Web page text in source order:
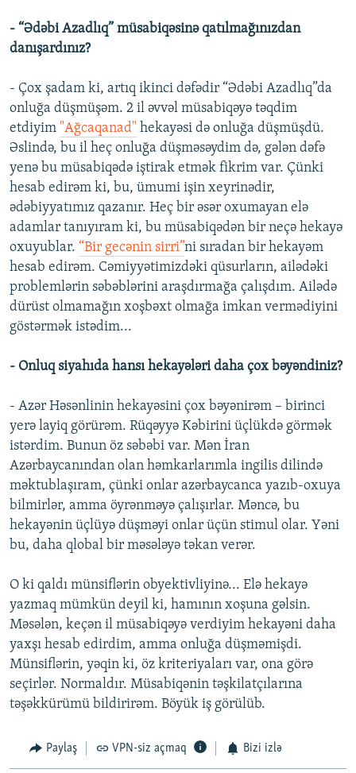
- “Ədəbi Azadlıq” müsabiqəsinə qatılmağınızdan
danışardınız?
- Çox şadam ki, artıq ikinci dəfədir “Ədəbi Azadlıq”da
onluğa düşmüşəm. 2 il əvvəl müsabiqəyə təqdim
etdiyim "Ağcaqanad" hekayəsi də onluğa düşmüşdü.
Əslində, bu il heç onluğa düşməsəydim də, gələn dəfə
yenə bu müsabiqədə iştirak etmək fikrim var. Çünki
hesab edirəm ki, bu, ümumi işin xeyrinədir,
ədəbiyyatımız qazanır. Heç bir əsər oxumayan elə
adamlar tanıyıram ki, bu müsabiqədən bir neçə hekayə
oxuyublar. “Bir gecənin sirri”ni sıradan bir hekayəm
hesab edirəm. Cəmiyyətimizdəki qüsurların, ailədəki
problemlərin səbəblərini araşdırmağa çalışdım. Ailədə
dürüst olmamağın xoşbəxt olmağa imkan vermədiyini
göstərmək istədim...
- Onluq siyahıda hansı hekayələri daha çox bəyəndiniz?
- Azər Həsənlinin hekayəsini çox bəyənirəm – birinci
yerə layiq görürəm. Rüqəyyə Kəbirini üçlükdə görmək
istərdim. Bunun öz səbəbi var. Mən İran
Azərbaycanından olan həmkarlarımla ingilis dilində
məktublaşıram, çünki onlar azərbaycanca yazıb-oxuya
bilmirlər, amma öyrənməyə çalışırlar. Məncə, bu
hekayənin üçlüyə düşməyi onlar üçün stimul olar. Yəni
bu, daha qlobal bir məsələyə təkan verər.
O ki qaldı münsiflərin obyektivliyinə... Elə hekayə
yazmaq mümkün deyil ki, hamının xoşuna gəlsin.
Məsələn, keçən il müsabiqəyə verdiyim hekayəni daha
yaxşı hesab edirdim, amma onluğa düşməmişdi.
Münsiflərin, yəqin ki, öz kriteriyaları var, ona görə
seçirlər. Normaldır. Müsabiqənin təşkilatçılarına
təşəkkürümü bildirirəm. Böyük iş görülüb.
Paylaş VPN-siz açmaq Bizi izlə